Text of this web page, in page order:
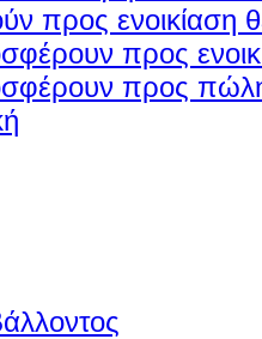
προς ενοικίαση
προς
προς